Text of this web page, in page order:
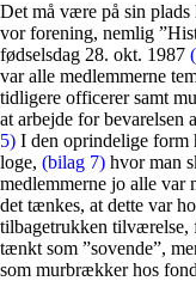
Det må være på sin
vor forening, nemlig
fødselsdag 28. okt. 1987 (
var alle medlemmerne
tidligere officerer samt
at arbejde for bevarelsen
5) I den oprindelige form
loge, (bilag 7) hvor man
medlemmerne jo alle var
det tænkes, at dette var
tilbagetrukken tilværelse,
tænkt som ”sovende”,
som murbrækker hos